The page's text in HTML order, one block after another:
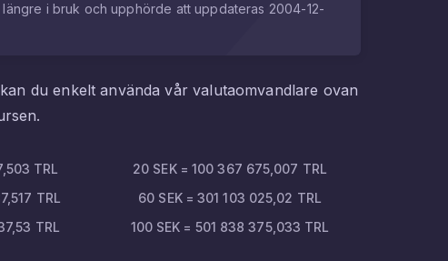
längre i bruk och upphörde att uppdateras 2004-12-
du enkelt använda vår valutaomvandlare ovan
TRL 20 SEK= 100 367 675,007 TRL
TRL 60 SEK=301 103 025,02 TRL
TRL 100 SEK = 501 838 375,033 TRL